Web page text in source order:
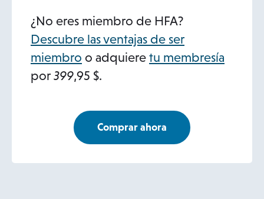
¿No eres miembro de HFA?
Descubre las ventajas de ser
miembro o adquiere tu membresía
por 399,95 $.
Comprar ahora
o
p
n